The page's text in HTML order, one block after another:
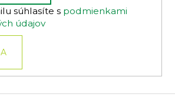
súhlasíte s podmienkami
údajov